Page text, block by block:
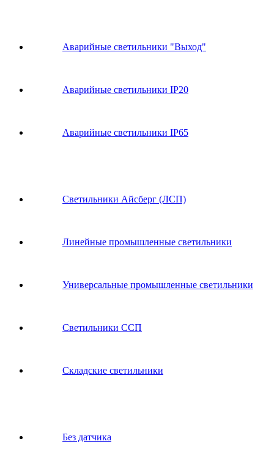
Аварийные светильники "Выход"
Аварийные светильники IP20
Аварийные светильники IP65
Светильники Айсберг (ЛСП)
Линейные промышленные светильники
Универсальные промышленные светильники
Светильники ССП
Складские светильники
Без датчика